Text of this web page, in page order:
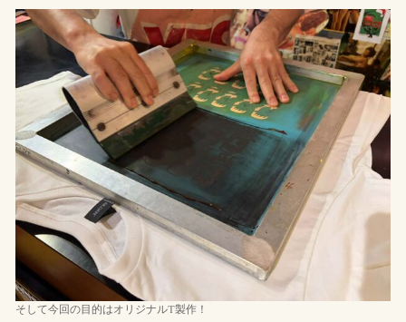
そして今回の目的はオリジナルT製作！